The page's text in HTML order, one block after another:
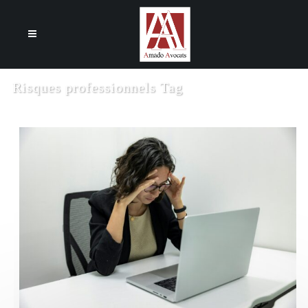
Risques professionnels Tag